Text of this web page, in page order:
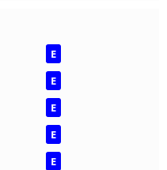
E
E
E
E
E